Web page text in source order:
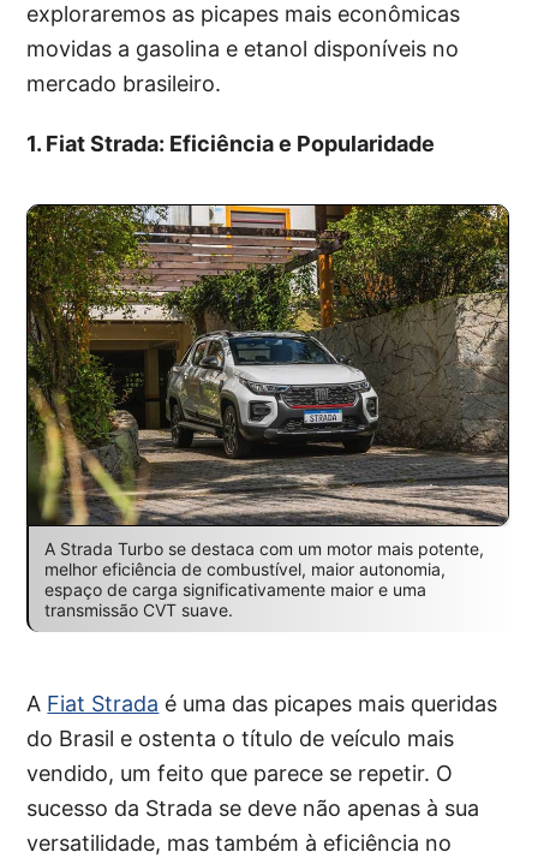
exploraremos as picapes mais econômicas
movidas a gasolina e etanol disponíveis no
mercado brasileiro.
1. Fiat Strada: Eficiência e Popularidade
A Strada Turbo se destaca com um motor mais potente,
melhor eficiência de combustível, maior autonomia,
espaço de carga significativamente maior e uma
transmissão CVT suave.
A Fiat Strada é uma das picapes mais queridas
do Brasil e ostenta o título de veículo mais
vendido, um feito que parece se repetir. O
sucesso da Strada se deve não apenas à sua
versatilidade, mas também à eficiência no